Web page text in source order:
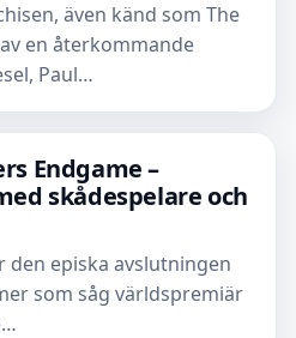
även känd som The
en återkommande
Paul…
Endgame –
skådespelare och
den episka avslutningen
som såg världspremiär